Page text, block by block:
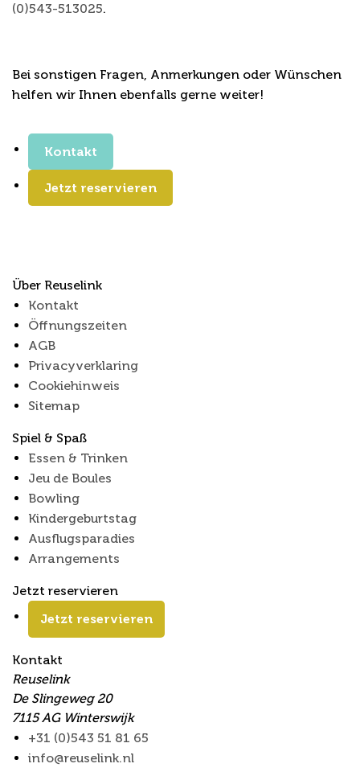
(0)543-513025.
Bei sonstigen Fragen, Anmerkungen oder Wünschen
helfen wir Ihnen ebenfalls gerne weiter!
Kontakt
Jetzt reservieren
Über Reuselink
Kontakt
Öffnungszeiten
AGB
Privacyverklaring
Cookiehinweis
Sitemap
Spiel & Spaß
Essen & Trinken
Jeu de Boules
Bowling
Kindergeburtstag
Ausflugsparadies
Arrangements
Jetzt reservieren
Jetzt reservieren
Kontakt
Reuselink
De Slingeweg 20
7115 AG Winterswijk
+31 (0)543 51 81 65
info@reuselink.nl